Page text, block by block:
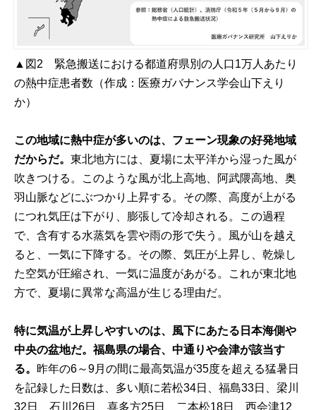
▲図2 緊急搬送における都道府県別の人口1万人あたり
の熱中症患者数（作成：医療ガバナンス学会山下えり
か）
この地域に熱中症が多いのは、フェーン現象の好発地域
だからだ。東北地方には、夏場に太平洋から湿った風が
吹きつける。このような風が北上高地、阿武隈高地、奥
羽山脈などにぶつかり上昇する。その際、高度が上がる
につれ気圧は下がり、膨張して冷却される。この過程
で、含有する水蒸気を雲や雨の形で失う。風が山を越え
ると、一気に下降する。その際、気圧が上昇し、乾燥し
た空気が圧縮され、一気に温度があがる。これが東北地
方で、夏場に異常な高温が生じる理由だ。
特に気温が上昇しやすいのは、風下にあたる日本海側や
中央の盆地だ。福島県の場合、中通りや会津が該当す
る。 昨年の6～9月の間に最高気温が35度を超える猛暑日
を記録した日数は、多い順に若松34日、福島33日、梁川
32日、石川26日、喜多方25日、二本松18日、西会津12